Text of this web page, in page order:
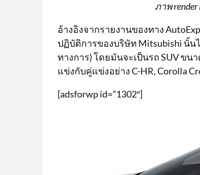
ภาพ render
อ้างอิงจากรายงานของทาง
ปฏิบัติการของบริษัท Mitsubishi นั้น
ทางการ) โดยมันจะเป็นรถ SUV ขน
แข่งกับคู่แข่งอย่าง C-HR, Corolla
[adsforwp id=”1302″]